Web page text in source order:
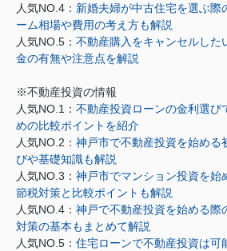
人気NO.4： 新婚夫婦が中古住宅を選ぶ際
ーム相場や費用の考え方も解説
人気NO.5： 不動産購入をキャンセルした
金の有無や注意点を解説
※不動産投資の情報
人気NO.1： 不動産投資ローンの金利選び
めの比較ポイントを紹介
人気NO.2： 神戸市で不動産投資を始める
びや基礎知識も解説
人気NO.3： 神戸市でマンション投資を始
節税対策と比較ポイントも解説
人気NO.4： 神戸で不動産投資を始める際
対策の基本もまとめて解説
人気NO.5： 住宅ローンで不動産投資は可